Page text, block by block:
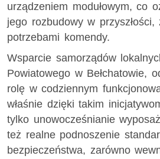
urządzeniem modułowym, co
jego rozbudowy w przyszłości,
potrzebami komendy.
Wsparcie samorządów
Powiatowego w Bełchatowie,
rolę w codziennym
właśnie dzięki takim
tylko unowocześnianie
też realne podnoszenie
bezpieczeństwa, zarówno